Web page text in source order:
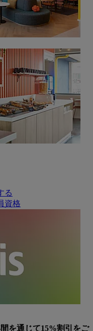
る
資格
を通じて15%割引をご